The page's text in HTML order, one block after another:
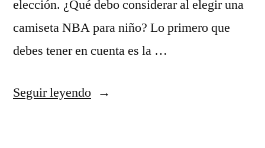
elección. ¿Qué debo considerar al elegir una
camiseta NBA para niño? Lo primero que
debes tener en cuenta es la …
Seguir leyendo«Camiseta